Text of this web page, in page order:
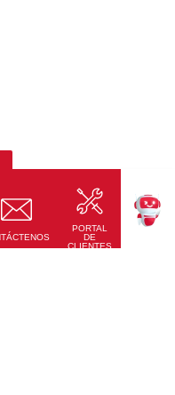
PORTAL
DE
CLIENTES